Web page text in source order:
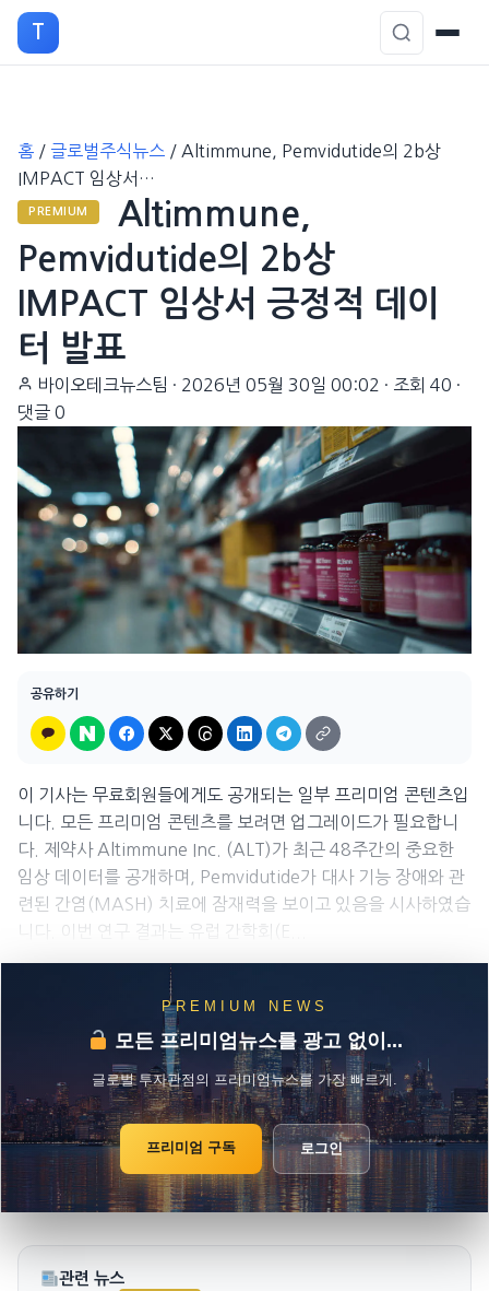
T
홈 / 글로벌주식뉴스 / Altimmune, Pemvidutide의 2b상
IMPACT 임상서…
PREMIUM
Altimmune,
Pemvidutide의 2b상
IMPACT 임상서 긍정적 데이
터 발표
바이오테크뉴스팀 · 2026년 05월 30일 00:02 · 조회 40 ·
댓글 0
공유하기
이 기사는 무료회원들에게도 공개되는 일부 프리미엄 콘텐츠입
니다. 모든 프리미엄 콘텐츠를 보려면 업그레이드가 필요합니
다. 제약사 Altimmune Inc. (ALT)가 최근 48주간의 중요한
임상 데이터를 공개하며, Pemvidutide가 대사 기능 장애와 관
련된 간염(MASH) 치료에 잠재력을 보이고 있음을 시사하였습
니다. 이번 연구 결과는 유럽 간학회(E...
PREMIUM NEWS
모든 프리미엄뉴스를 광고 없이...
글로벌 투자관점의 프리미엄뉴스를 가장 빠르게.
프리미엄 구독 로그인
관련 뉴스